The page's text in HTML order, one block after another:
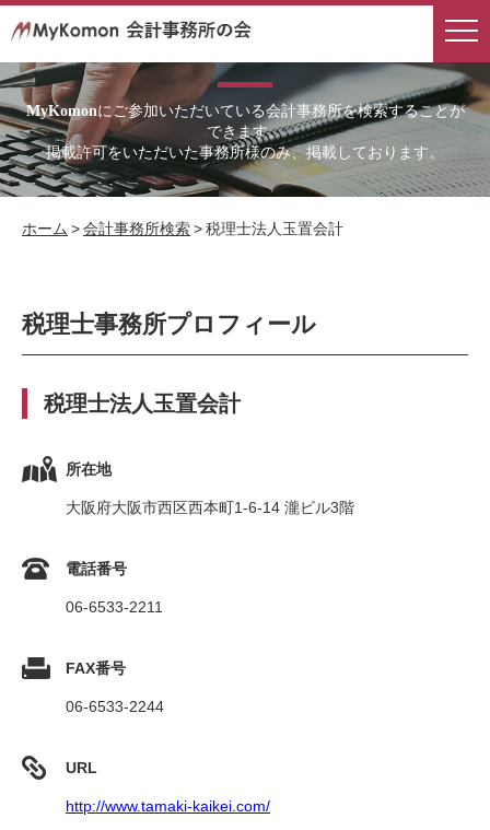
MyKomonにご参加いただいている会計事務所を検索することが
できます。
掲載許可をいただいた事務所様のみ、掲載しております。
ホーム >会計事務所検索>税理士法人玉置会計
税理士事務所プロフィール
税理士法人玉置会計
所在地
大阪府大阪市西区西本町1-6-14 瀧ビル3階
電話番号
06-6533-2211
FAX番号
06-6533-2244
URL
http://www.tamaki-kaikei.com/